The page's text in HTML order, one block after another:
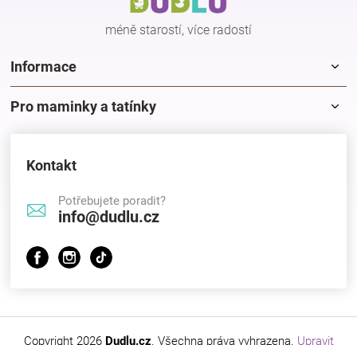
méně starostí, více radostí
Informace
Pro maminky a tatínky
Kontakt
Potřebujete poradit?
info@dudlu.cz
Copyright 2026 Dudlu.cz. Všechna práva vyhrazena. Upravit